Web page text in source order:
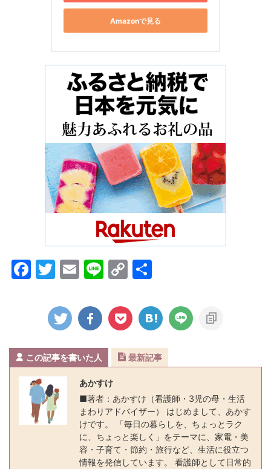
Amazonで見る
F
b
o
o
k
T
itt
er
E
ai
l
Li
e
C
p
y
Li
n
この記事を書いた人 最新記事
あかすけ
■著者：あかすけ（看護師・3児の母・生活
まわりアドバイザー） はじめまして、あかす
けです。 「毎日の暮らしを、ちょっとラク
に、ちょっと楽しく」をテーマに、家電・美
容・子育て・節約・旅行など、生活に役立つ
情報を発信しています。 看護師として日常的